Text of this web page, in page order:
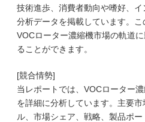
技術進歩、消費者動向や嗜好、
分析データを掲載しています。
VOCローター濃縮機市場の軌道
ることができます。
[競合情勢]
当レポートでは、VOCローター
を詳細に分析しています。主要
ル、市場シェア、戦略、製品ポ